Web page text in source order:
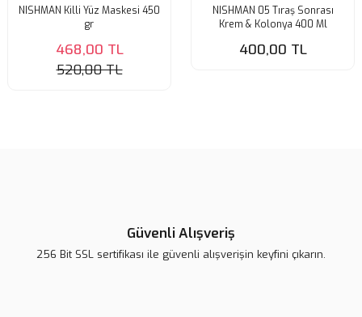
NISHMAN Killi Yüz Maskesi 450
gr
468,00 TL
520,00 TL
NISHMAN 05 Tıraş Sonrası
Krem & Kolonya 400 Ml
400,00 TL
Güvenli Alışveriş
256 Bit SSL sertifikası ile güvenli alışverişin keyfini çıkarın.